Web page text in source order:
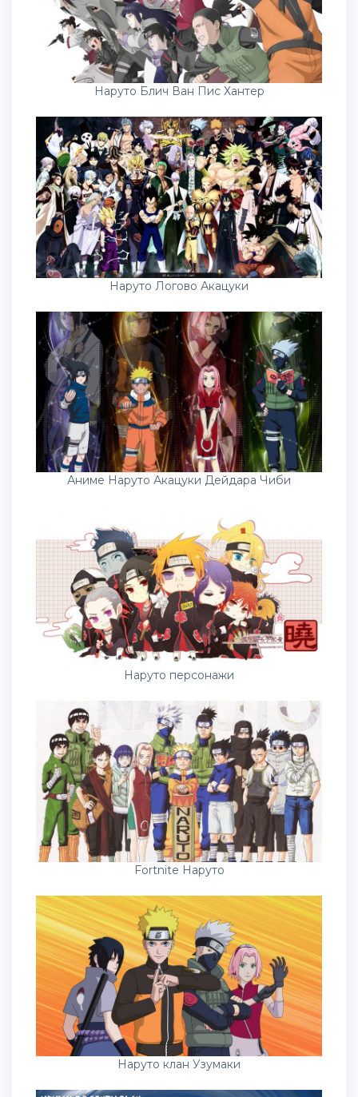
Наруто Блич Ван Пис Хантер
Наруто Логово Акацуки
Аниме Наруто Акацуки Дейдара Чиби
Наруто персонажи
Fortnite Наруто
Наруто клан Узумаки